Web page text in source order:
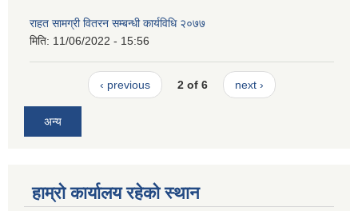
राहत सामग्री वितरन सम्बन्धी कार्यविधि २०७७
मिति: 11/06/2022 - 15:56
‹ previous 2 of 6 next ›
अन्य
हाम्रो कार्यालय रहेको स्थान